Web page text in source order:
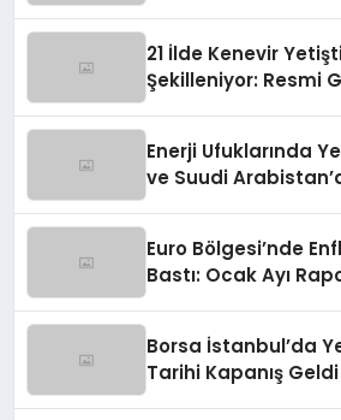
21 İlde Kenevir
Şekilleniyor: Resmi
Enerji Ufuklarında
ve Suudi
Euro Bölgesi’nde
Bastı: Ocak Ayı
Borsa İstanbul’da
Tarihi Kapanış